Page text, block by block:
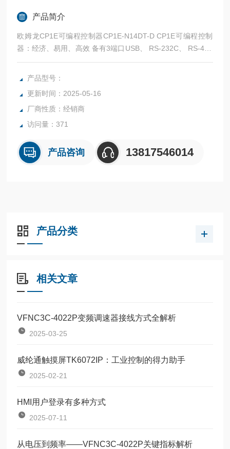
产品简介
欧姆龙CP1E可编程控制器CP1E-N14DT-D CP1E可编程控制
器：经济、易用、高效 备有3端口USB、 RS-232C、 RS-485
内置型CPU单元
产品型号：
更新时间：2025-05-16
厂商性质：经销商
访问量：371
产品咨询 13817546014
产品分类
相关文章
VFNC3C-4022P变频调速器接线方式全解析
2025-03-25
威纶通触摸屏TK6072IP：工业控制的得力助手
2025-02-21
HMI用户登录有多种方式
2025-07-11
从电压到频率——VFNC3C-4022P关键指标解析